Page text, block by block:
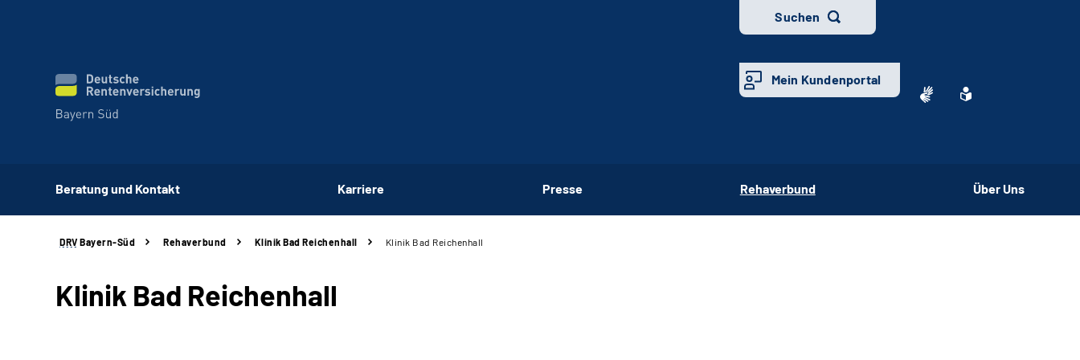
Suchen
Mein Kundenportal
Beratung und Kontakt Karriere Presse Rehaverbund Über Uns
DRV Bayern-Süd Rehaverbund Klinik Bad Reichenhall Klinik Bad Reichenhall
Klinik Bad Reichenhall